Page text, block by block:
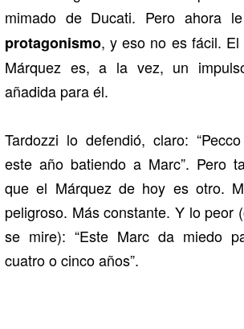
mimado de Ducati. Pero ahora
protagonismo, y eso no es fácil.
Márquez es, a la vez, un
añadida para él.
Tardozzi lo defendió, claro:
este año batiendo a Marc”. Pero
que el Márquez de hoy es otro.
peligroso. Más constante. Y lo peor
se mire): “Este Marc da miedo
cuatro o cinco años”.